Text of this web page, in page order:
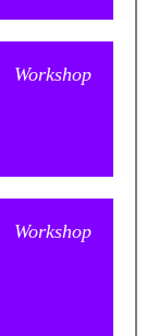
Workshop
Workshop